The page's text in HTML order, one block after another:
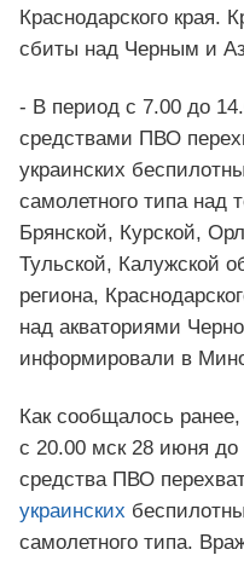
Краснодарского
сбиты над Черным и
- В период с 7.00 до
средствами ПВО
украинских
самолетного типа над
Брянской, Курской,
Тульской, Калужской
региона,
над акваториями
информировали в
Как сообщалось
с 20.00 мск 28 июня
средства ПВО
украинских
самолетного типа.